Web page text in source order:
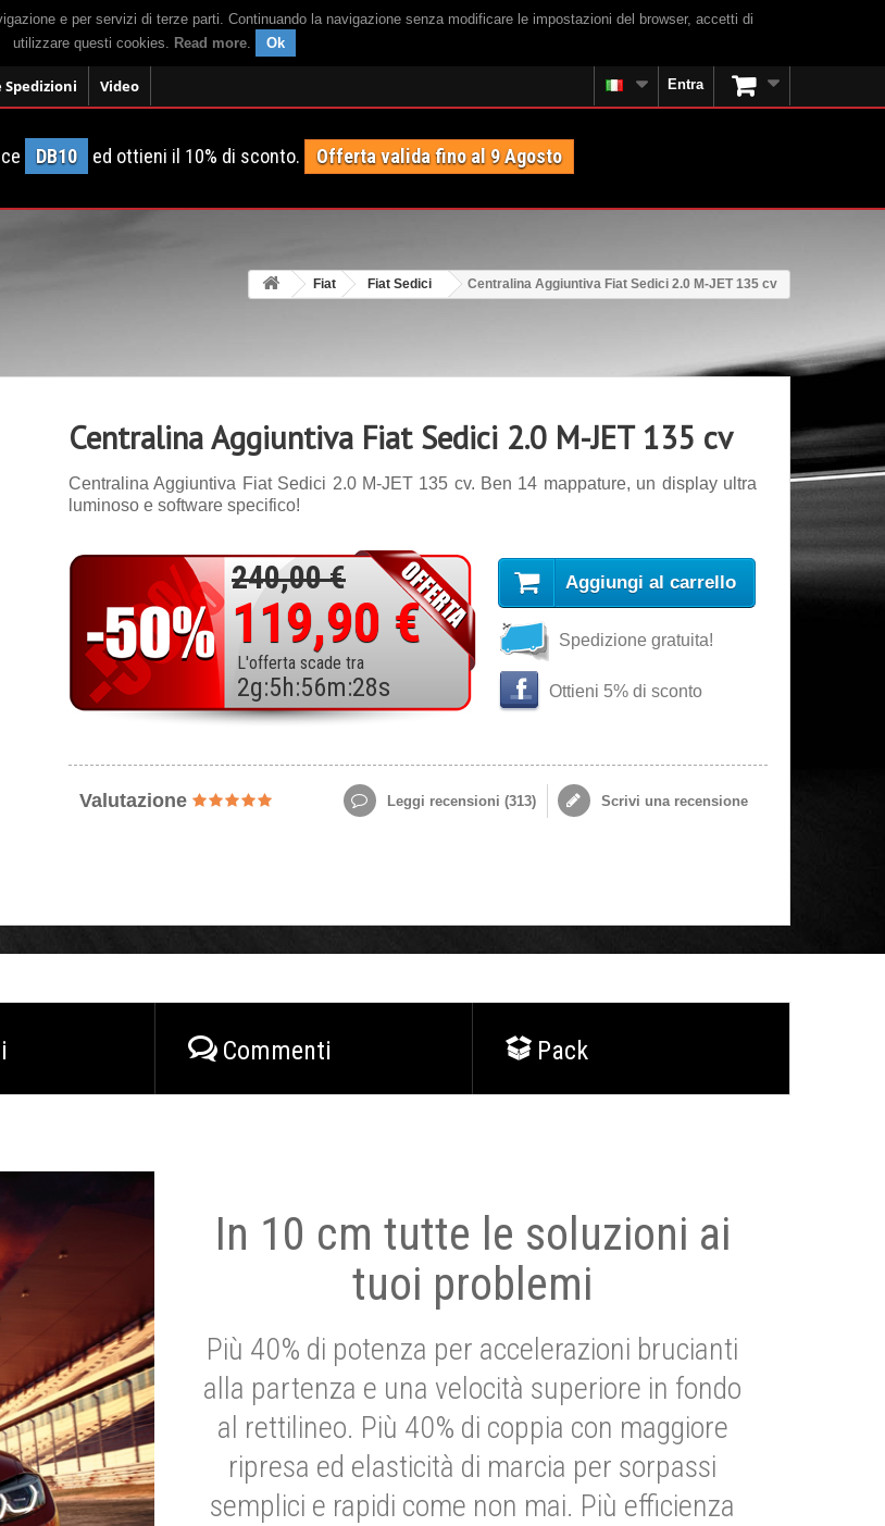
e per servizi di terze parti. Continuando la navigazione senza modificare le impostazioni del browser, accetti di
utilizzare questi cookies. Read more. Ok
Spedizioni Video Entra
DB10 ed ottieni il 10% di sconto. Offerta valida fino al 9 Agosto
Fiat Fiat Sedici Centralina Aggiuntiva Fiat Sedici 2.0 M-JET 135 cv
Centralina Aggiuntiva Fiat Sedici 2.0 M-JET 135 cv
Centralina Aggiuntiva Fiat Sedici 2.0 M-JET 135 cv. Ben 14 mappature, un display ultra
luminoso e software specifico!
240,00 €
119,90 €
L'offerta scade tra
2g:5h:56m:26s
Aggiungi al carrello
Spedizione gratuita!
Ottieni 5% di sconto
Valutazione Leggi recensioni (313) Scrivi una recensione
Commenti Pack
In 10 cm tutte le soluzioni ai
tuoi problemi
Più 40% di potenza per accelerazioni brucianti
alla partenza e una velocità superiore in fondo
al rettilineo. Più 40% di coppia con maggiore
ripresa ed elasticità di marcia per sorpassi
semplici e rapidi come non mai. Più efficienza